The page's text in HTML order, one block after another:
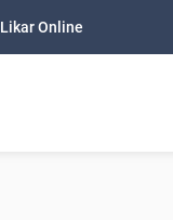
Likar Online